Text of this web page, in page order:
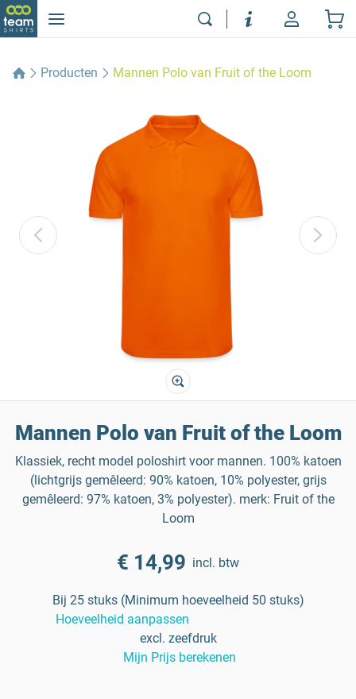
Producten Mannen Polo van Fruit of the Loom
Mannen Polo van Fruit of the Loom
Klassiek, recht model poloshirt voor mannen. 100% katoen
(lichtgrijs gemêleerd: 90% katoen, 10% polyester, grijs
gemêleerd: 97% katoen, 3% polyester). merk: Fruit of the
Loom
€ 14,99 incl. btw
Bij 25 stuks (Minimum hoeveelheid 50 stuks)
Hoeveelheid aanpassen
excl. zeefdruk
Mijn Prijs berekenen